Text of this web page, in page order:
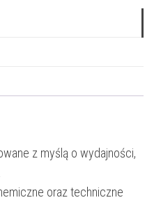
z myślą o wydajności,
oraz techniczne